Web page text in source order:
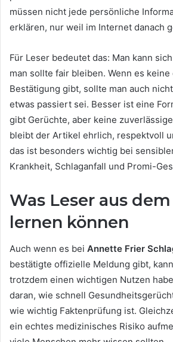
müssen nicht jede persönliche
erklären, nur weil im Internet danach
Für Leser bedeutet das: Man kann
man sollte fair bleiben. Wenn es
Bestätigung gibt, sollte man auch
etwas passiert sei. Besser ist eine
gibt Gerüchte, aber keine
bleibt der Artikel ehrlich, respektvoll
das ist besonders wichtig bei
Krankheit, Schlaganfall und Promi-
Was Leser aus
lernen können
Auch wenn es bei Annette Frier
bestätigte offizielle Meldung gibt,
trotzdem einen wichtigen Nutzen
daran, wie schnell
wie wichtig Faktenprüfung ist.
ein echtes medizinisches Risiko